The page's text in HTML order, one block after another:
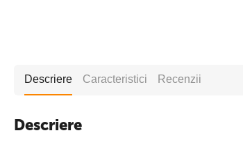
Descriere Caracteristici Recenzii
Descriere